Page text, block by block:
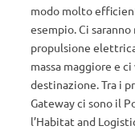
modo molto
esempio. Ci
propulsione
massa maggiore e
destinazione. Tra i
Gateway ci sono il
l’Habitat and